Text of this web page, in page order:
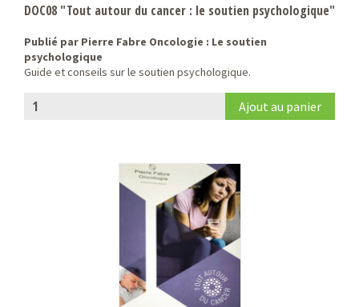
DOC08 "Tout autour du cancer : le soutien psychologique"
Publié par Pierre Fabre Oncologie : Le soutien
psychologique
Guide et conseils sur le soutien psychologique.